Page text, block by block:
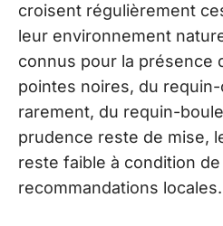
croisent régulièrement
leur environnement
connus pour la présence
pointes noires, du
rarement, du requin-
prudence reste de mise,
reste faible à condition
recommandations locales.